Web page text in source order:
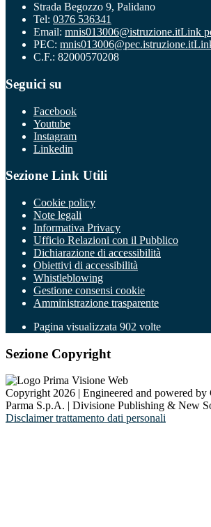
Strada Begozzo 9, Palidano
Tel: 0376 536341
Email: mnis013006@istruzione.itLink
PEC: mnis013006@pec.istruzione.it
C.F.: 82000570208
Seguici su
Facebook
Youtube
Instagram
Linkedin
Sezione Link Utili
Cookie policy
Note legali
Informativa Privacy
Ufficio Relazioni con il Pubblico
Dichiarazione di accessibilità
Obiettivi di accessibilità
Whistleblowing
Gestione consensi cookie
Amministrazione trasparente
Pagina visualizzata 902 volte
Sezione Copyright
Copyright 2026 | Engineered and powered by
Parma S.p.A. | Divisione Publishing & New
Disclaimer trattamento dati personali